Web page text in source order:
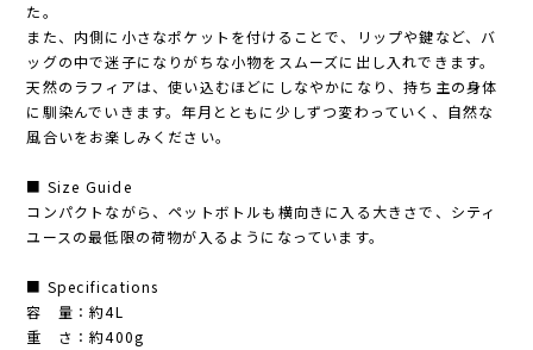
た。
また、内側に小さなポケットを付けることで、リップや鍵など、バ
ッグの中で迷子になりがちな小物をスムーズに出し入れできます。
天然のラフィアは、使い込むほどにしなやかになり、持ち主の身体
に馴染んでいきます。年月とともに少しずつ変わっていく、自然な
風合いをお楽しみください。
■ Size Guide
コンパクトながら、ペットボトルも横向きに入る大きさで、シティ
ユースの最低限の荷物が入るようになっています。
■ Specifications
容 量：約4L
重 さ：約400g